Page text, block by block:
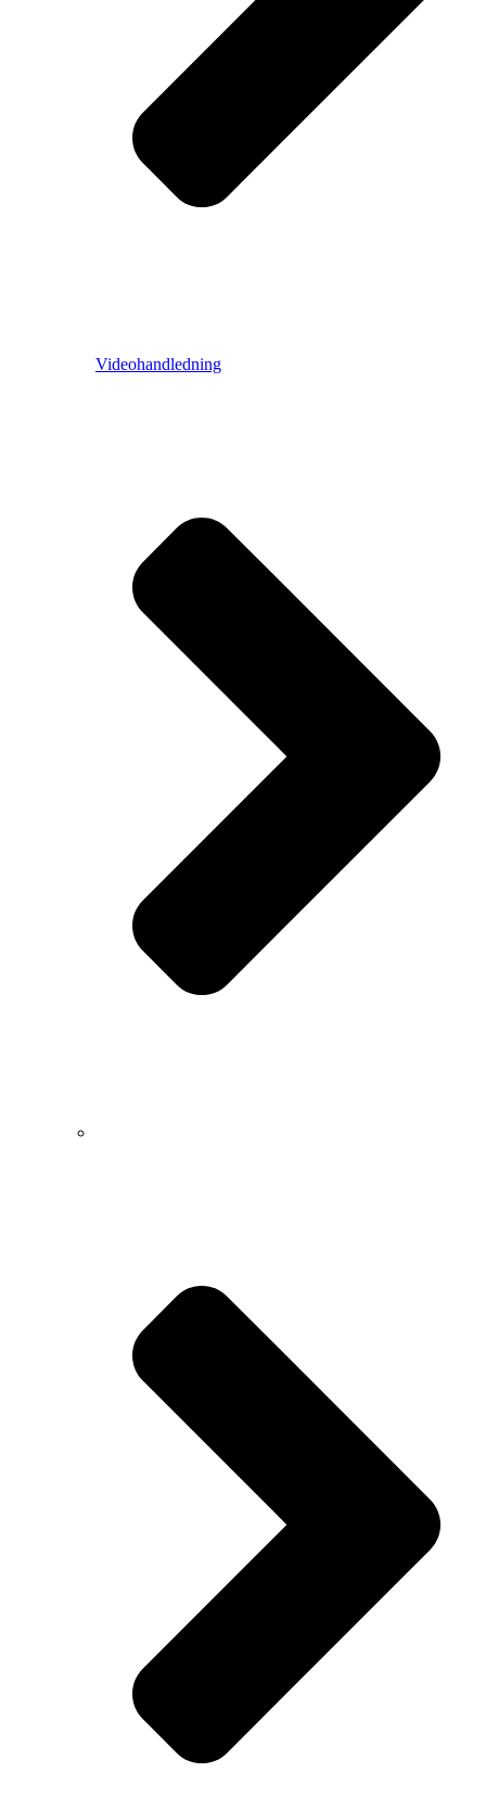
Videohandledning